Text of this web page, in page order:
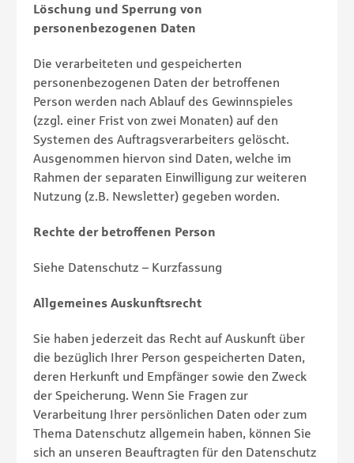
Löschung und Sperrung von
personenbezogenen Daten
Die verarbeiteten und gespeicherten
personenbezogenen Daten der betroffenen
Person werden nach Ablauf des Gewinnspieles
(zzgl. einer Frist von zwei Monaten) auf den
Systemen des Auftragsverarbeiters gelöscht.
Ausgenommen hiervon sind Daten, welche im
Rahmen der separaten Einwilligung zur weiteren
Nutzung (z.B. Newsletter) gegeben worden.
Rechte der betroffenen Person
Siehe Datenschutz – Kurzfassung
Allgemeines Auskunftsrecht
Sie haben jederzeit das Recht auf Auskunft über
die bezüglich Ihrer Person gespeicherten Daten,
deren Herkunft und Empfänger sowie den Zweck
der Speicherung. Wenn Sie Fragen zur
Verarbeitung Ihrer persönlichen Daten oder zum
Thema Datenschutz allgemein haben, können Sie
sich an unseren Beauftragten für den Datenschutz